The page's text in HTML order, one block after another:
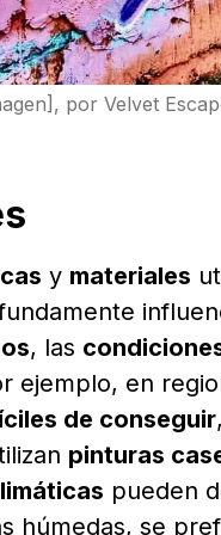
por Velvet
y materiales
, las
ejemplo, en
de conseguir
pinturas
pueden
húmedas, se